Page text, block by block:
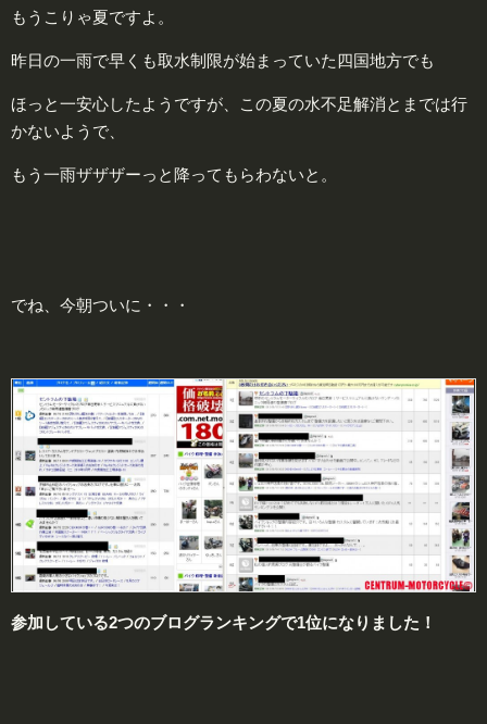
もうこりゃ夏ですよ。
昨日の一雨で早くも取水制限が始まっていた四国地方でも
ほっと一安心したようですが、この夏の水不足解消とまでは行
かないようで、
もう一雨ザザザーっと降ってもらわないと。
でね、今朝ついに・・・
参加している2つのブログランキングで1位になりました！